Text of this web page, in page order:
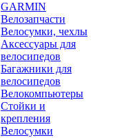
GARMIN
Велозапчасти
Велосумки, чехлы
Аксессуары для
велосипедов
Багажники для
велосипедов
Велокомпьютеры
Стойки и
крепления
Велосумки